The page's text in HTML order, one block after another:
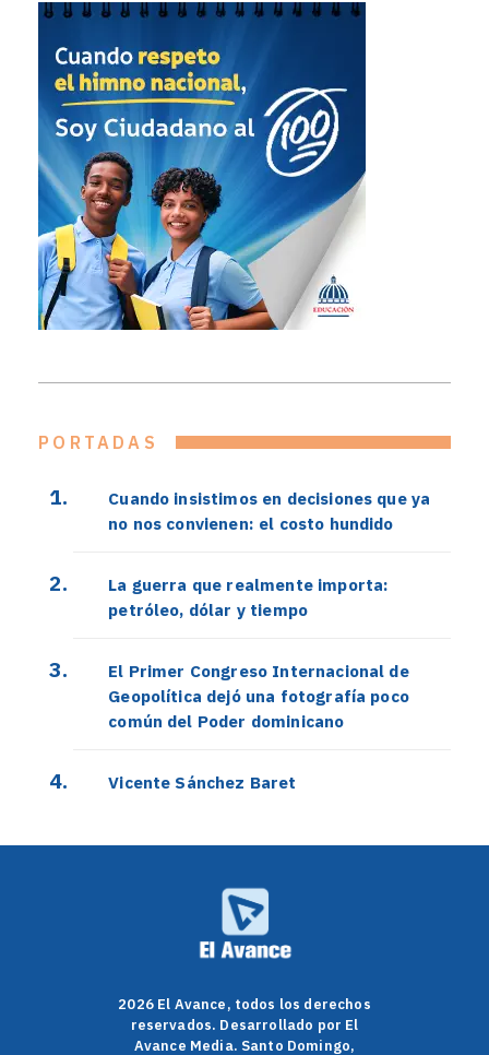
PORTADAS
Cuando insistimos en decisiones que ya
no nos convienen: el costo hundido
La guerra que realmente importa:
petróleo, dólar y tiempo
El Primer Congreso Internacional de
Geopolítica dejó una fotografía poco
común del Poder dominicano
Vicente Sánchez Baret
2026 El Avance, todos los derechos
reservados. Desarrollado por El
Avance Media. Santo Domingo,